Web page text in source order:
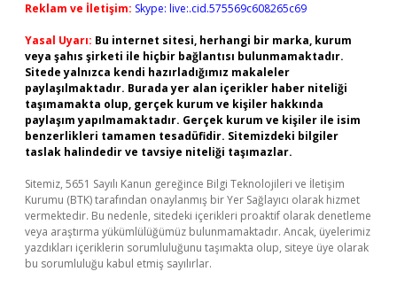
Reklam ve İletişim: Skype: live:.cid.575569c608265c69
Yasal Uyarı: Bu internet sitesi, herhangi bir marka, kurum
veya şahıs şirketi ile hiçbir bağlantısı bulunmamaktadır.
Sitede yalnızca kendi hazırladığımız makaleler
paylaşılmaktadır. Burada yer alan içerikler haber niteliği
taşımamakta olup, gerçek kurum ve kişiler hakkında
paylaşım yapılmamaktadır. Gerçek kurum ve kişiler ile isim
benzerlikleri tamamen tesadüfidir. Sitemizdeki bilgiler
taslak halindedir ve tavsiye niteliği taşımazlar.
Sitemiz, 5651 Sayılı Kanun gereğince Bilgi Teknolojileri ve İletişim
Kurumu (BTK) tarafından onaylanmış bir Yer Sağlayıcı olarak hizmet
vermektedir. Bu nedenle, sitedeki içerikleri proaktif olarak denetleme
veya araştırma yükümlülüğümüz bulunmamaktadır. Ancak, üyelerimiz
yazdıkları içeriklerin sorumluluğunu taşımakta olup, siteye üye olarak
bu sorumluluğu kabul etmiş sayılırlar.